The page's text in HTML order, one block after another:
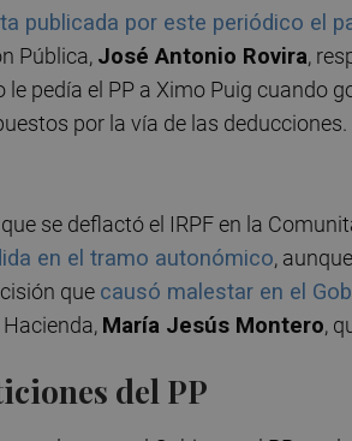
publicada por este periódico el
Pública, José Antonio Rovira,
le pedía el PP a Ximo Puig cuando
por la vía de las
se deflactó el IRPF en la
en el tramo autonómico,
que causó malestar en el
María Jesús Montero,
del PP